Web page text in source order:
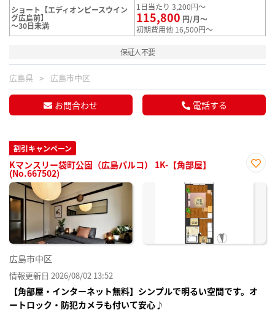
ショート【エディオンピースウイン
グ広島前】
～30日未満
1日当たり 3,200円～
115,800 円/月～
初期費用他 16,500円～
保証人不要
広島県 広島市中区
お問合わせ 電話する
割引キャンペーン
Kマンスリー袋町公園（広島パルコ） 1K-【角部屋】
(No.667502)
に入
広島市中区
情報更新日 2026/08/02 13:52
【角部屋・インターネット無料】シンプルで明るい空間です。オ
ートロック・防犯カメラも付いて安心♪